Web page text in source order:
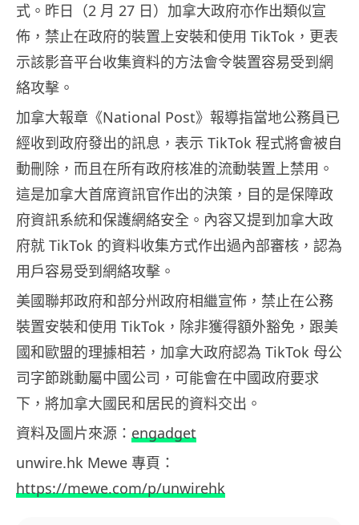
式。昨日（2 月 27 日）加拿大政府亦作出類似宣
佈，禁止在政府的裝置上安裝和使用 TikTok，更表
示該影音平台收集資料的方法會令裝置容易受到網
絡攻擊。
加拿大報章《National Post》報導指當地公務員已
經收到政府發出的訊息，表示 TikTok 程式將會被自
動刪除，而且在所有政府核准的流動裝置上禁用。
這是加拿大首席資訊官作出的決策，目的是保障政
府資訊系統和保護網絡安全。內容又提到加拿大政
府就 TikTok 的資料收集方式作出過內部審核，認為
用戶容易受到網絡攻擊。
美國聯邦政府和部分州政府相繼宣佈，禁止在公務
裝置安裝和使用 TikTok，除非獲得額外豁免，跟美
國和歐盟的理據相若，加拿大政府認為 TikTok 母公
司字節跳動屬中國公司，可能會在中國政府要求
下，將加拿大國民和居民的資料交出。
資料及圖片來源： engadget
unwire.hk Mewe 專頁：
https://mewe.com/p/unwirehk